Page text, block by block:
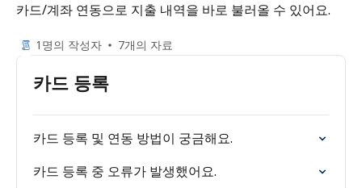
카드/계좌 연동으로 지출 내역을 바로 불러올 수 있어요.
1명의 작성자 7개의 자료
카드 등록
카드 등록 및 연동 방법이 궁금해요.
카드 등록 중 오류가 발생했어요.